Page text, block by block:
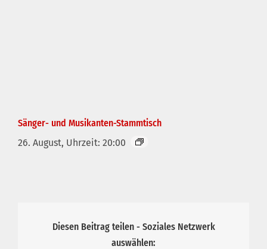
Sänger- und Musikanten-Stammtisch
26. August, Uhrzeit: 20:00
Diesen Beitrag teilen - Soziales Netzwerk
auswählen: